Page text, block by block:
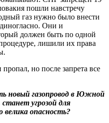
пошли навстречу
газ нужно было внести
Они и
должен быть по одной
лишили их права
но после запрета все
новый газопровод в Южной
угрозой для
велика опасность?